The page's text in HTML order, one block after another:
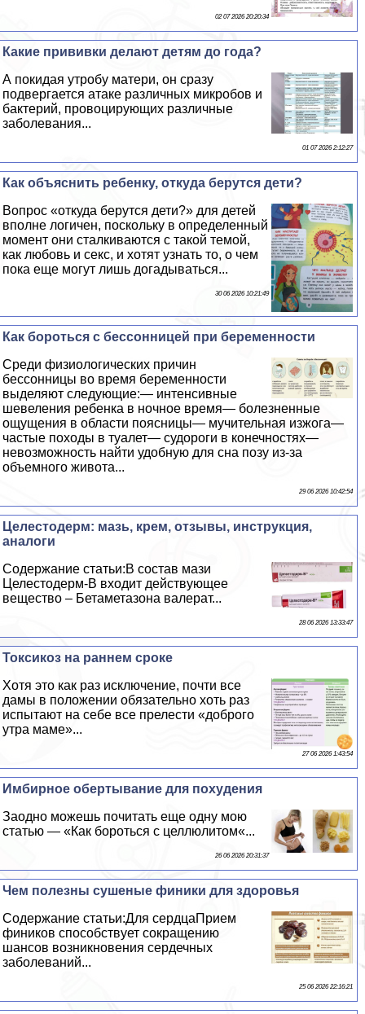
02 07 2026 20:20:34
Какие прививки делают детям до года?
А покидая утробу матери, он сразу
подвергается атаке различных микробов и
бактерий, провоцирующих различные
заболевания...
01 07 2026 2:12:27
Как объяснить ребенку, откуда берутся дети?
Вопрос «откуда берутся дети?» для детей
вполне логичен, поскольку в определенный
момент они сталкиваются с такой темой,
как любовь и ceкc, и хотят узнать то, о чем
пока еще могут лишь догадываться...
30 06 2026 10:21:49
Как бороться с бессонницей при беременности
Среди физиологических причин
бессонницы во время беременности
выделяют следующие:— интенсивные
шевеления ребенка в ночное время— болезненные
ощущения в области поясницы— мучительная изжога—
частые походы в туалет— судороги в конечностях—
невозможность найти удобную для сна позу из-за
объемного живота...
29 06 2026 10:42:54
Целестодерм: мазь, крем, отзывы, инструкция,
аналоги
Содержание статьи:В состав мази
Целестодерм-В входит действующее
вещество – Бетаметазона валерат...
28 06 2026 13:33:47
Токсикоз на раннем сроке
Хотя это как раз исключение, почти все
дамы в положении обязательно хоть раз
испытают на себе все прелести «доброго
утра маме»...
27 06 2026 1:43:54
Имбирное обертывание для похудения
Заодно можешь почитать еще одну мою
статью — «Как бороться с целлюлитом«...
26 06 2026 20:31:37
Чем полезны сушеные финики для здоровья
Содержание статьи:Для сердцаПрием
фиников способствует сокращению
шансов возникновения сердечных
заболеваний...
25 06 2026 22:16:21